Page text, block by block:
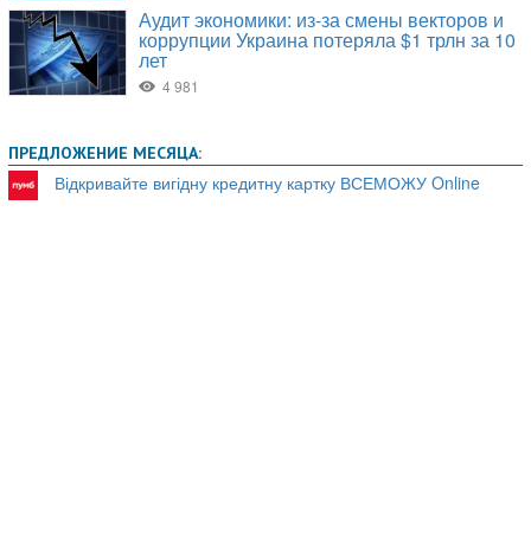
ПРЕДЛОЖЕНИЕ МЕСЯЦА:
Відкривайте вигідну кредитну картку ВСЕМОЖУ Online